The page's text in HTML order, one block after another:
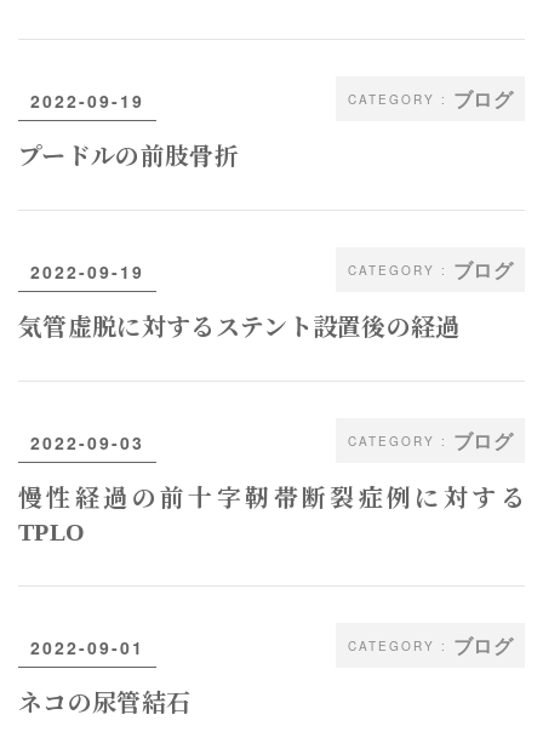
ブログ
2022-09-19
プードルの前肢骨折
ブログ
2022-09-19
気管虚脱に対するステント設置後の経過
ブログ
2022-09-03
慢性経過の前十字靭帯断裂症例に対する
TPLO
ブログ
2022-09-01
ネコの尿管結石